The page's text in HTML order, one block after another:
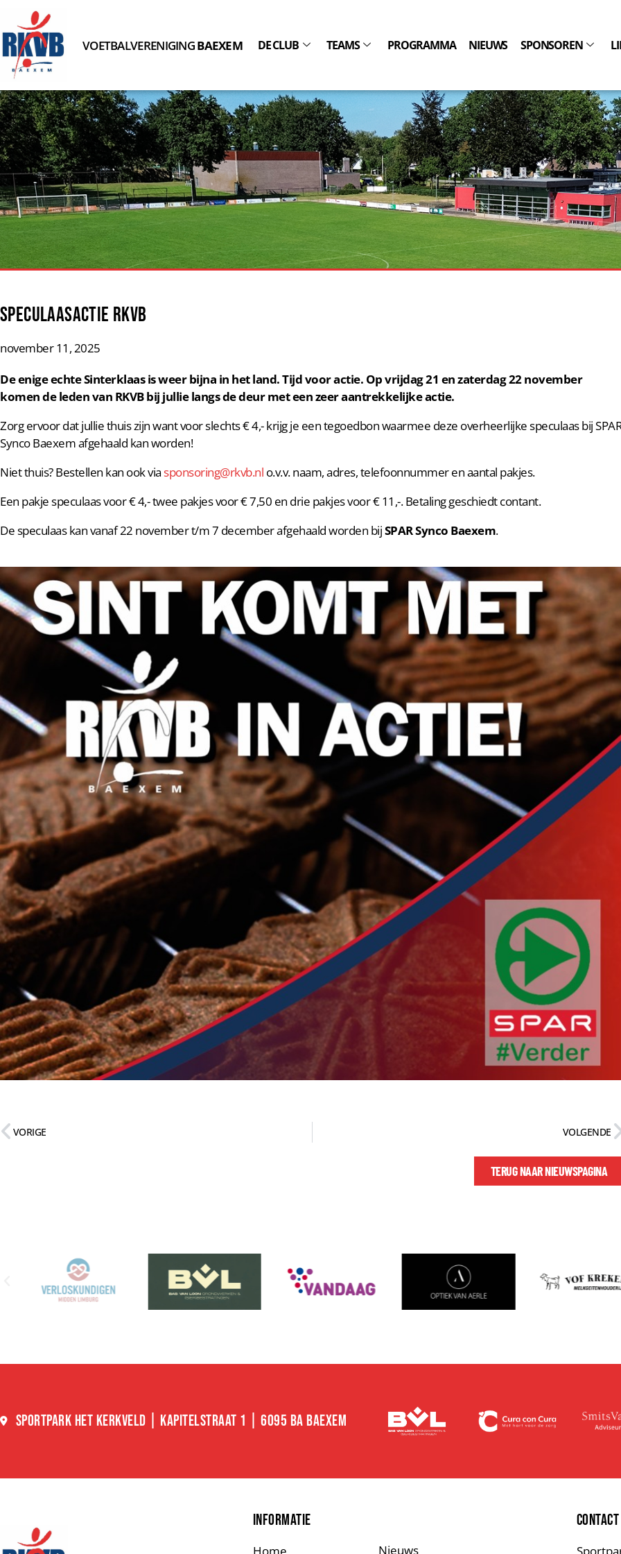
VOETBALVERENIGINGBAEXEM DE CLUB TEAMS PROGRAMMA NIEUWS SPONSOREN
Speculaasactie RKVB
november 11, 2025
De enige echte Sinterklaas is weer bijna in het land. Tijd voor actie. Op vrijdag 21 en zaterdag 22 november
komen de leden van RKVB bij jullie langs de deur met een zeer aantrekkelijke actie.
Zorg ervoor dat jullie thuis zijn want voor slechts € 4,- krijg je een tegoedbon waarmee deze overheerlijke speculaas bij
Synco Baexem afgehaald kan worden!
Niet thuis? Bestellen kan ook viasponsoring@rkvb.nl o.v.v. naam, adres, telefoonnummer en aantal pakjes.
Een pakje speculaas voor € 4,- twee pakjes voor € 7,50 en drie pakjes voor € 11,-. Betaling geschiedt contant.
De speculaas kan vanaf 22 november t/m 7 december afgehaald worden bijSPAR Synco Baexem.
VORIGE VOLGENDE
TERUG NAAR NIEUWSPAGINA
SPORTPARK HET KERKVELD | KAPITELSTRAAT 1 | 6095 BA BAEXEM
INFORMATIE
Home Nieuws